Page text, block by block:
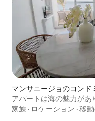
マンサニージョのコンド
アパートは海の魅力があ
めがあります。
家族 · ロケーション · 移